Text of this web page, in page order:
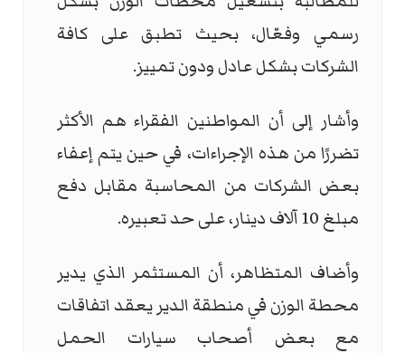
رسمي وفعّال، بحيث تطبق على كافة
الشركات بشكل عادل ودون تمييز.
وأشار إلى أن المواطنين الفقراء هم الأكثر
تضررًا من هذه الإجراءات، في حين يتم إعفاء
بعض الشركات من المحاسبة مقابل دفع
مبلغ 10 آلاف دينار، على حد تعبيره.
وأضاف المتظاهر، أن المستثمر الذي يدير
محطة الوزن في منطقة الدير يعقد اتفاقات
مع بعض أصحاب سيارات الحمل